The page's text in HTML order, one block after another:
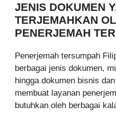
JENIS DOKUMEN
TERJEMAHKAN
PENERJEMAH
Penerjemah tersumpah
berbagai jenis dokumen,
hingga dokumen bisnis
membuat layanan
butuhkan oleh berbagai